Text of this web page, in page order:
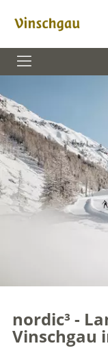
nordic³ -
Vinschgau